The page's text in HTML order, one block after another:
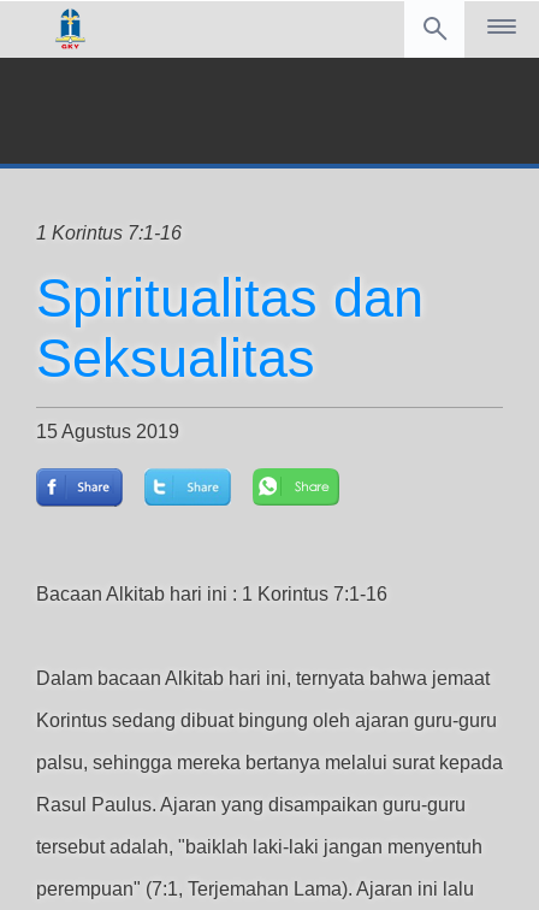
1 Korintus 7:1-16
Spiritualitas dan
Seksualitas
15 Agustus 2019
Bacaan Alkitab hari ini : 1 Korintus 7:1-16
Dalam bacaan Alkitab hari ini, ternyata bahwa jemaat
Korintus sedang dibuat bingung oleh ajaran guru-guru
palsu, sehingga mereka bertanya melalui surat kepada
Rasul Paulus. Ajaran yang disampaikan guru-guru
tersebut adalah, "baiklah laki-laki jangan menyentuh
perempuan" (7:1, Terjemahan Lama). Ajaran ini lalu